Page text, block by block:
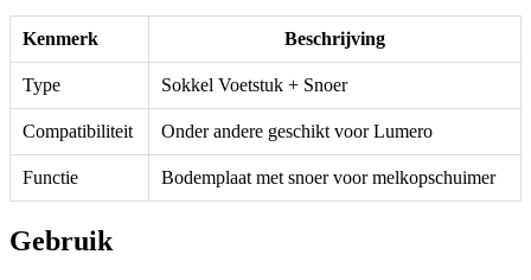
Kenmerk Beschrijving
Type Sokkel Voetstuk + Snoer
Compatibiliteit Onder andere geschikt voor Lumero
Functie Bodemplaat met snoer voor melkopschuimer
Gebruik